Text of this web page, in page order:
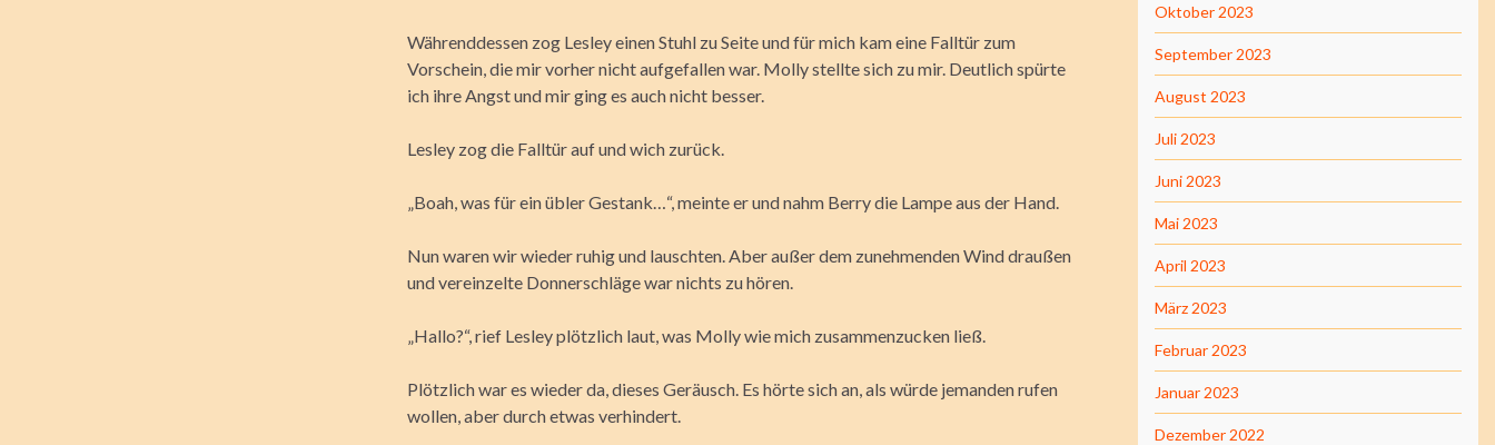
Währenddessen zog Lesley einen Stuhl zu Seite und für mich kam eine Falltür zum
Vorschein, die mir vorher nicht aufgefallen war. Molly stellte sich zu mir. Deutlich spürte
ich ihre Angst und mir ging es auch nicht besser.
Lesley zog die Falltür auf und wich zurück.
„Boah, was für ein übler Gestank…“, meinte er und nahm Berry die Lampe aus der Hand.
Nun waren wir wieder ruhig und lauschten. Aber außer dem zunehmenden Wind draußen
und vereinzelte Donnerschläge war nichts zu hören.
„Hallo?“, rief Lesley plötzlich laut, was Molly wie mich zusammenzucken ließ.
Plötzlich war es wieder da, dieses Geräusch. Es hörte sich an, als würde jemanden rufen
wollen, aber durch etwas verhindert.
Oktober 2023
September 2023
August 2023
Juli 2023
Juni 2023
Mai 2023
April 2023
März 2023
Februar 2023
Januar 2023
Dezember 2022